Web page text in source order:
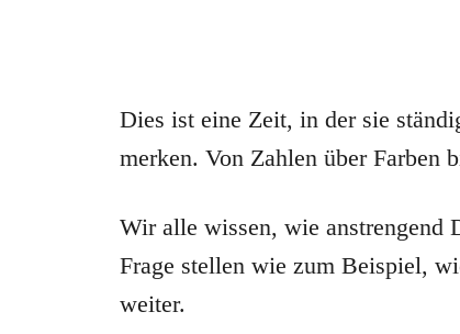
Dies ist eine Zeit, in der sie
merken. Von Zahlen über Farben
Wir alle wissen, wie anstrengend
Frage stellen wie zum Beispiel,
weiter.